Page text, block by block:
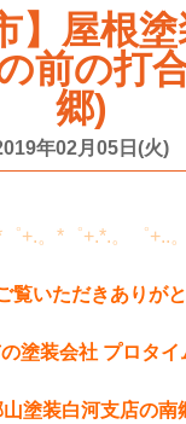
】屋根
前の打
郷)
年02月05日(火)
+.。*゜+.*.。゜+..
覧いただきありが
塗装会社 プロタイ
塗装白河支店の南